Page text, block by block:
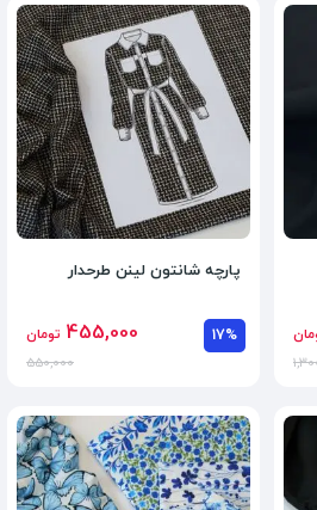
پارچه شانتون لینن طرحدار
17%
455,000 تومان
550,000